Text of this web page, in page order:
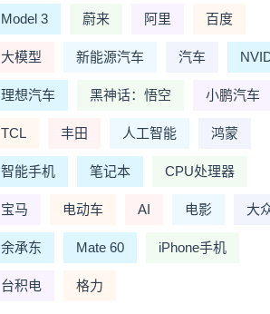
Model 3 蔚来 阿里 百度
大模型 新能源汽车 汽车
理想汽车 黑神话：悟空 小鹏汽车
TCL 丰田 人工智能 鸿蒙
智能手机 笔记本 CPU处理器
宝马 电动车 AI 电影 大
余承东 Mate 60 iPhone手机
台积电 格力